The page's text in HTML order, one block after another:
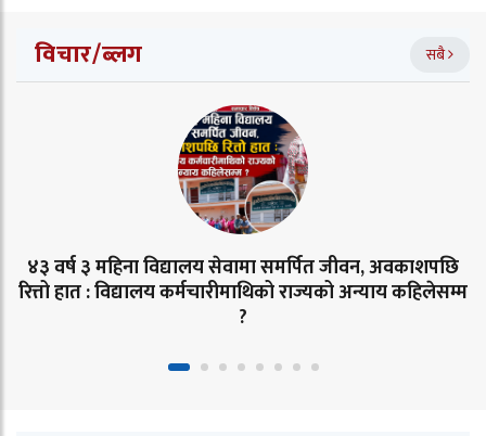
विचार/ब्लग सबै
४३ वर्ष ३ महिना विद्यालय सेवामा समर्पित जीवन, अवकाशपछि
रित्तो हात : विद्यालय कर्मचारीमाथिको राज्यको अन्याय कहिलेसम्म
?